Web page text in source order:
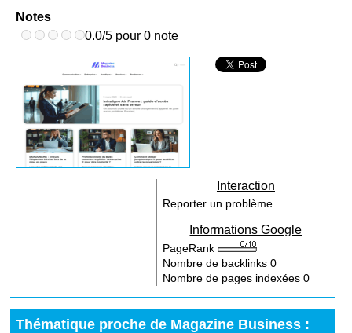
Notes
0.0/5 pour 0 note
Interaction
Reporter un problème
Informations Google
PageRank
Nombre de backlinks0
Nombre de pages indexées0
Thématique proche de Magazine Business :